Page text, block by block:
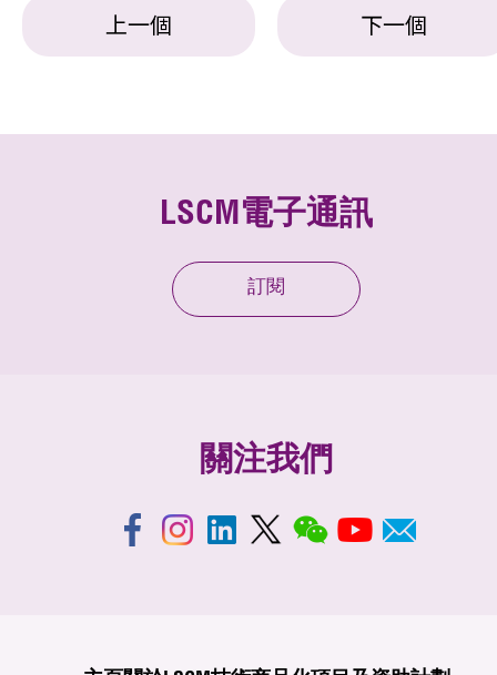
上一個 下一個
LSCM電子通訊
訂閱
關注我們